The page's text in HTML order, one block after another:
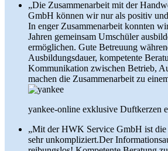
„Die Zusammenarbeit mit der
GmbH können wir nur als positiv
In enger Zusammenarbeit konnten
Jahren gemeinsam Umschüler
ermöglichen. Gute Betreuung
Ausbildungsdauer, kompetente
Kommunikation zwischen Betrieb,
machen die Zusammenarbeit zu
yankee-online exklusive Duftkerzen
„Mit der HWK Service GmbH ist die
sehr unkompliziert.Der